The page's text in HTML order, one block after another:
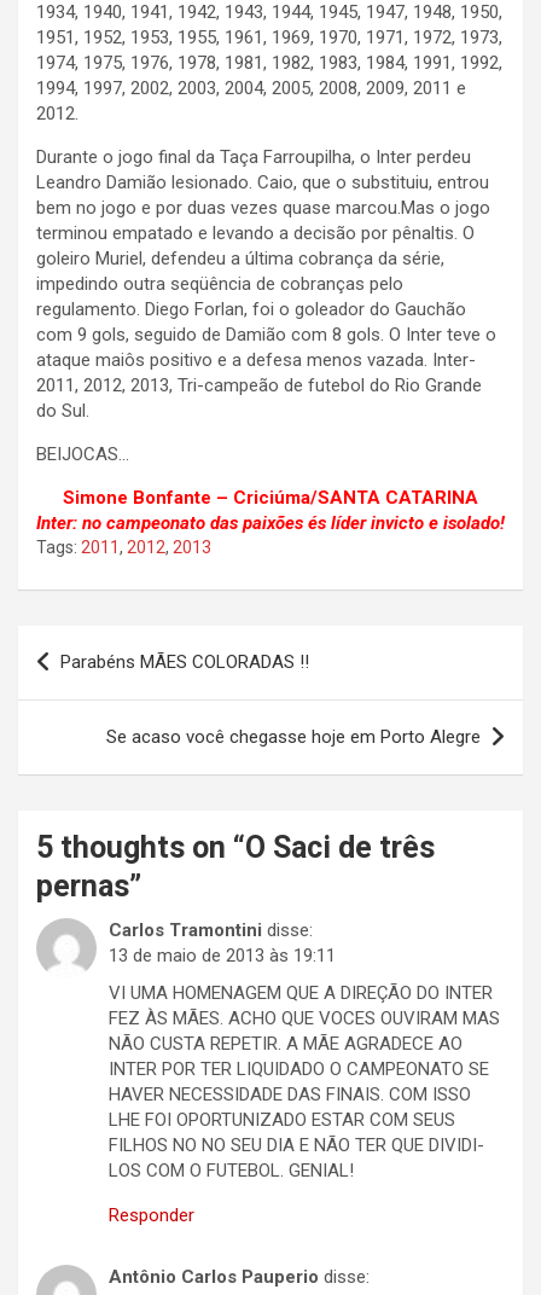
1934, 1940, 1941, 1942, 1943, 1944, 1945, 1947, 1948, 1950,
1951, 1952, 1953, 1955, 1961, 1969, 1970, 1971, 1972, 1973,
1974, 1975, 1976, 1978, 1981, 1982, 1983, 1984, 1991, 1992,
1994, 1997, 2002, 2003, 2004, 2005, 2008, 2009, 2011 e
2012.
Durante o jogo final da Taça Farroupilha, o Inter perdeu
Leandro Damião lesionado. Caio, que o substituiu, entrou
bem no jogo e por duas vezes quase marcou.Mas o jogo
terminou empatado e levando a decisão por pênaltis. O
goleiro Muriel, defendeu a última cobrança da série,
impedindo outra seqüência de cobranças pelo
regulamento. Diego Forlan, foi o goleador do Gauchão
com 9 gols, seguido de Damião com 8 gols. O Inter teve o
ataque maiôs positivo e a defesa menos vazada. Inter-
2011, 2012, 2013, Tri-campeão de futebol do Rio Grande
do Sul.
BEIJOCAS…
Simone Bonfante – Criciúma/SANTA CATARINA
Inter: no campeonato das paixões és líder invicto e isolado!
Tags: 2011, 2012, 2013
Navegação
de
Parabéns MÃES COLORADAS !!
Se acaso você chegasse hoje em Porto Alegre
5 thoughts on “O Saci de três
pernas”
Carlos Tramontini disse:
13 de maio de 2013 às 19:11
VI UMA HOMENAGEM QUE A DIREÇÃO DO INTER
FEZ ÀS MÃES. ACHO QUE VOCES OUVIRAM MAS
NÃO CUSTA REPETIR. A MÃE AGRADECE AO
INTER POR TER LIQUIDADO O CAMPEONATO SE
HAVER NECESSIDADE DAS FINAIS. COM ISSO
LHE FOI OPORTUNIZADO ESTAR COM SEUS
FILHOS NO NO SEU DIA E NÃO TER QUE DIVIDI-
LOS COM O FUTEBOL. GENIAL!
Responder
Antônio Carlos Pauperio disse: